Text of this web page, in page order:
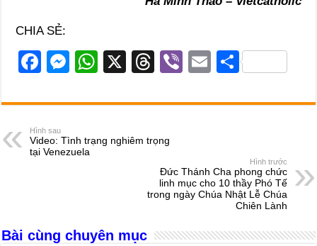
CHIA SẺ:
F
c
e
b
M
ss
n
W
at
A
X
T
e
d
s
Vi
er
E
ail
S
ar
Hình sau
Video: Tình trạng nghiêm trọng
tại Venezuela
Hình trước
Đức Thánh Cha phong chức
linh mục cho 10 thầy Phó Tế
trong ngày Chúa Nhật Lễ Chúa
Chiên Lành
Bài cùng chuyên mục